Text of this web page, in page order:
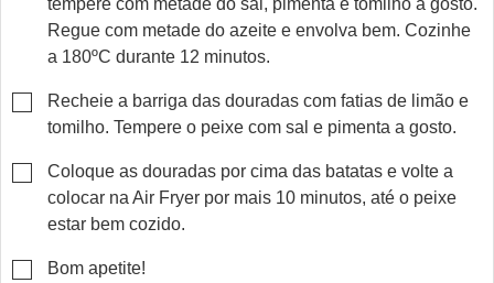
Regue com metade do azeite e envolva bem. Cozinhe
a 180ºC durante 12 minutos.
▢
Recheie a barriga das douradas com fatias de limão e
tomilho. Tempere o peixe com sal e pimenta a gosto.
▢
Coloque as douradas por cima das batatas e volte a
colocar na Air Fryer por mais 10 minutos, até o peixe
estar bem cozido.
▢
Bom apetite!